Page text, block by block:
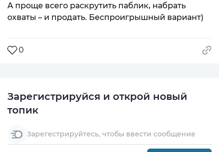
А проще всего раскрутить паблик, набрать
охваты – и продать. Беспроигрышный вариант)
0
Зарегистрируйся и открой новый
топик
Зарегестрируйтесь, чтобы ввести сообщение